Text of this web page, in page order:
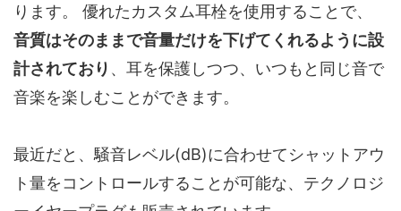
ります。 優れたカスタム耳栓を使用することで、
音質はそのままで音量だけを下げてくれるように設
計されており 、耳を保護しつつ、いつもと同じ音で
音楽を楽しむことができます。
最近だと、騒音レベル(dB)に合わせてシャットアウ
ト量をコントロールすることが可能な、テクノロジ